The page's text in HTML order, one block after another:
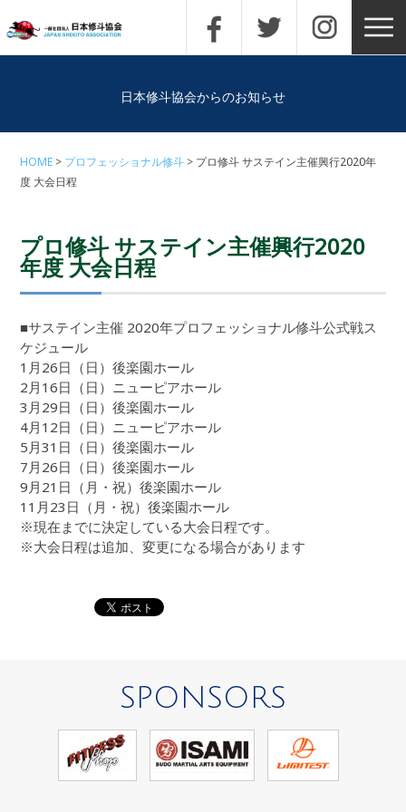
日本修斗協会からのお知らせ
HOME プロフェッショナル修斗
プロ修斗 サステイン主催興行2020年
度 大会日程
プロ修斗 サステイン主催興行2020
年度 大会日程
■サステイン主催 2020年プロフェッショナル修斗公式戦ス
ケジュール
1月26日（日）後楽園ホール
2月16日（日）ニューピアホール
3月29日（日）後楽園ホール
4月12日（日）ニューピアホール
5月31日（日）後楽園ホール
7月26日（日）後楽園ホール
9月21日（月・祝）後楽園ホール
11月23日（月・祝）後楽園ホール
※現在までに決定している大会日程です。
※大会日程は追加、変更になる場合があります
SPONSORS